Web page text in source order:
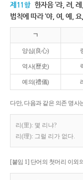
제11항 한자음 ‘랴, 려,
법칙에 따라 ‘야, 여, 예,
ㄱ
양심(良心)
역사(歷史)
예의(禮儀)
다만, 다음과 같은 의존 명사
리(里): 몇 리냐?
리(理): 그럴 리가 없다.
[붙임 1] 단어의 첫머리 이외